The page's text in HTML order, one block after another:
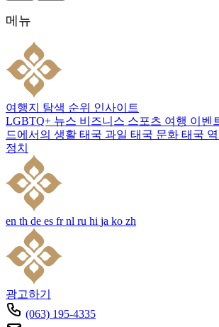
메뉴
여행지 탐색 순위 인사이트
LGBTQ+ 뉴스 비즈니스 스포츠 여행 이벤
드에서의 생활 태국 과일 태국 문화 태국
정치
en th de es fr nl ru hi ja ko zh
광고하기
(063) 195-4335